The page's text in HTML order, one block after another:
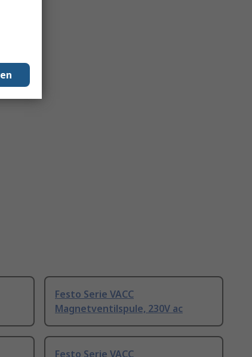
Festo Serie VACC
Magnetventilspule, 230V ac
Festo Serie VACC